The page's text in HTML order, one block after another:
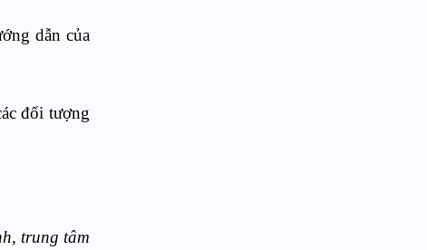
dẫn của
đối tượng
trung tâm